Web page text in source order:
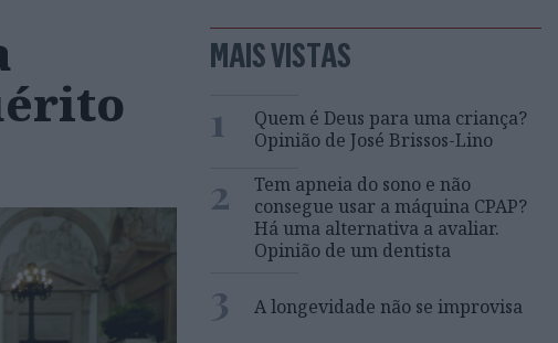
MAIS VISTAS
1
Quem é Deus para uma criança?
Opinião de José Brissos-Lino
2
Tem apneia do sono e não
consegue usar a máquina CPAP?
Há uma alternativa a avaliar.
Opinião de um dentista
3 A longevidade não se improvisa